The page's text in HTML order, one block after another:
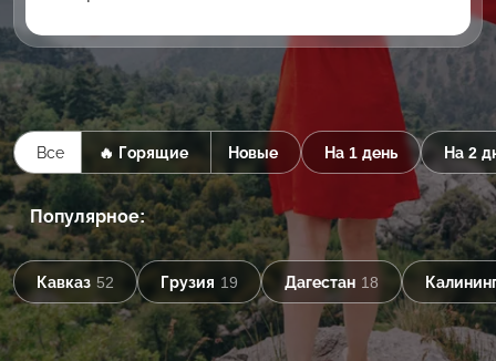
Все 🔥 Горящие Новые На 1 день На 2
Популярное:
Кавказ 52 Грузия 19 Дагестан 18